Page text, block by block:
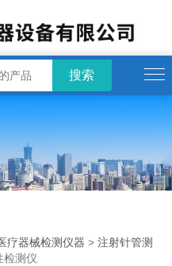
疗器械检测仪器 >注射针管测
检测仪